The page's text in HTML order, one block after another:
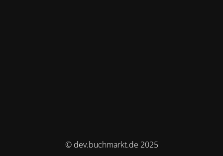
© dev.buchmarkt.de 2025